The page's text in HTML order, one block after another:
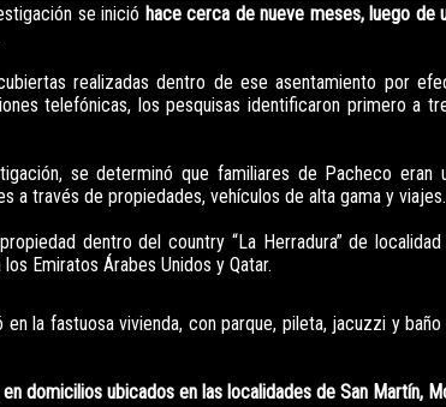
se inició hace cerca de nueve meses, luego de
realizadas dentro de ese asentamiento por
telefónicas, los pesquisas identificaron primero a
se determinó que familiares de Pacheco eran
a través de propiedades, vehículos de alta gama y viajes.
dentro del country “La Herradura” de
Emiratos Árabes Unidos y Qatar.
la fastuosa vivienda, con parque, pileta, jacuzzi y
domicilios ubicados en las localidades de San Martín,